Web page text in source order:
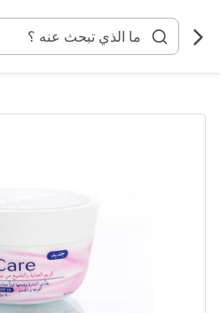
المحتوى
انتقل